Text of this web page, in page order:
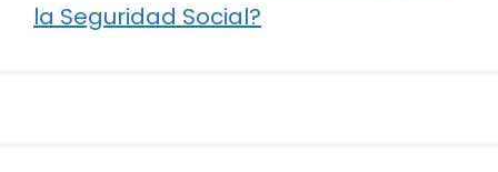
la Seguridad Social?